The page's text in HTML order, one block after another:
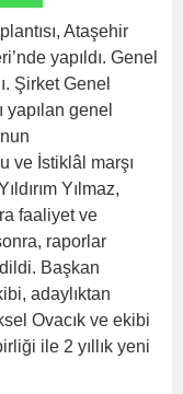
Ataşehir
yapıldı. Genel
Şirket Genel
yapılan genel
ve İstiklâl marşı
Yılmaz,
faaliyet ve
raporlar
Başkan
adaylıktan
Ovacık ve ekibi
ile 2 yıllık yeni